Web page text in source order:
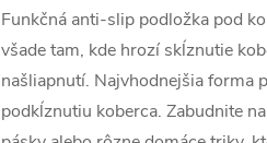
Funkčná anti-slip podložka pod
všade tam, kde hrozí skĺznutie
našliapnutí. Najvhodnejšia forma
podkĺznutiu koberca. Zabudnite